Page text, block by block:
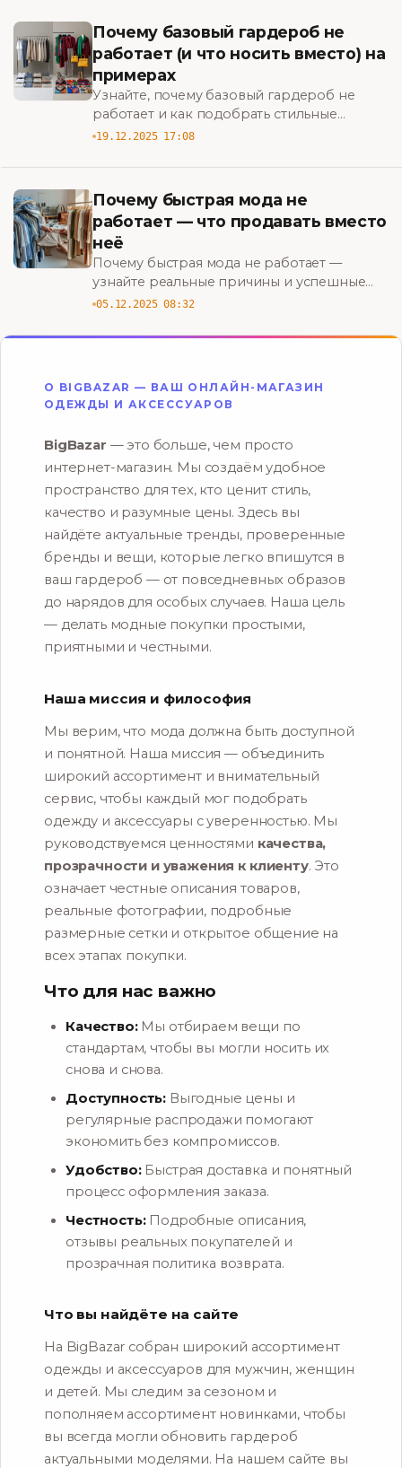
Почему базовый гардероб не
работает (и что носить вместо) на
примерах
Узнайте, почему базовый гардероб не
работает и как подобрать стильные
альтернативы: реальные примеры, правила
BigBazar
19.12.2025 17:08
Почему быстрая мода не
работает — что продавать вместо
неё
Почему быстрая мода не работает —
узнайте реальные причины и успешные
альтернативы: что продавать вместо неё,
клиентов. BigBazar
05.12.2025 08:32
О BIGBAZAR — ВАШ ОНЛАЙН-МАГАЗИН
ОДЕЖДЫ И АКСЕССУАРОВ
BigBazar — это больше, чем просто
интернет-магазин. Мы создаём удобное
пространство для тех, кто ценит стиль,
качество и разумные цены. Здесь вы
найдёте актуальные тренды, проверенные
бренды и вещи, которые легко впишутся в
ваш гардероб — от повседневных образов
до нарядов для особых случаев. Наша цель
— делать модные покупки простыми,
приятными и честными.
Наша миссия и философия
Мы верим, что мода должна быть доступной
и понятной. Наша миссия — объединить
широкий ассортимент и внимательный
сервис, чтобы каждый мог подобрать
одежду и аксессуары с уверенностью. Мы
руководствуемся ценностями качества,
прозрачности и уважения к клиенту. Это
означает честные описания товаров,
реальные фотографии, подробные
размерные сетки и открытое общение на
всех этапах покупки.
Что для нас важно
Качество:Мы отбираем вещи по
стандартам, чтобы вы могли носить их
снова и снова.
Доступность: Выгодные цены и
регулярные распродажи помогают
экономить без компромиссов.
Удобство:Быстрая доставка и понятный
процесс оформления заказа.
Честность:Подробные описания,
отзывы реальных покупателей и
прозрачная политика возврата.
Что вы найдёте на сайте
На BigBazar собран широкий ассортимент
одежды и аксессуаров для мужчин, женщин
и детей. Мы следим за сезоном и
пополняем ассортимент новинками, чтобы
вы всегда могли обновить гардероб
актуальными моделями. На нашем сайте вы